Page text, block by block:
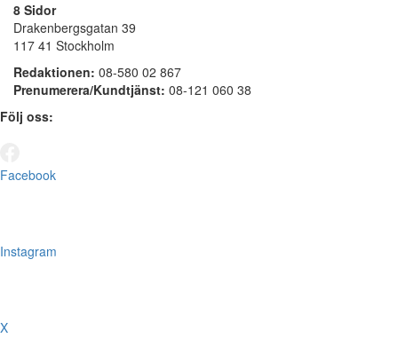
8 Sidor
Drakenbergsgatan 39
117 41 Stockholm
Redaktionen: 08-580 02 867
Prenumerera/Kundtjänst: 08-121 060 38
Följ oss:
Facebook
Instagram
X